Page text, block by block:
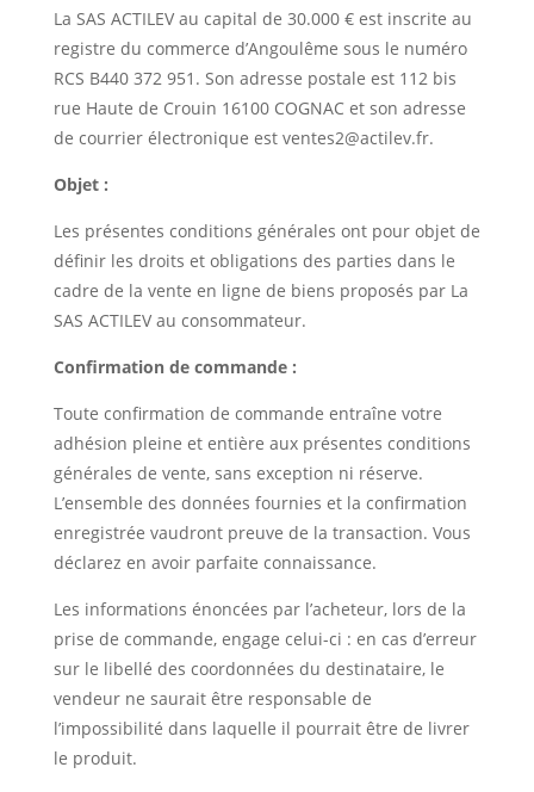
La SAS ACTILEV au capital de 30.000 € est inscrite au
registre du commerce d’Angoulême sous le numéro
RCS B440 372 951. Son adresse postale est 112 bis
rue Haute de Crouin 16100 COGNAC et son adresse
de courrier électronique est ventes2@actilev.fr.
Objet :
Les présentes conditions générales ont pour objet de
définir les droits et obligations des parties dans le
cadre de la vente en ligne de biens proposés par La
SAS ACTILEV au consommateur.
Confirmation de commande :
Toute confirmation de commande entraîne votre
adhésion pleine et entière aux présentes conditions
générales de vente, sans exception ni réserve.
L’ensemble des données fournies et la confirmation
enregistrée vaudront preuve de la transaction. Vous
déclarez en avoir parfaite connaissance.
Les informations énoncées par l’acheteur, lors de la
prise de commande, engage celui-ci : en cas d’erreur
sur le libellé des coordonnées du destinataire, le
vendeur ne saurait être responsable de
l’impossibilité dans laquelle il pourrait être de livrer
le produit.